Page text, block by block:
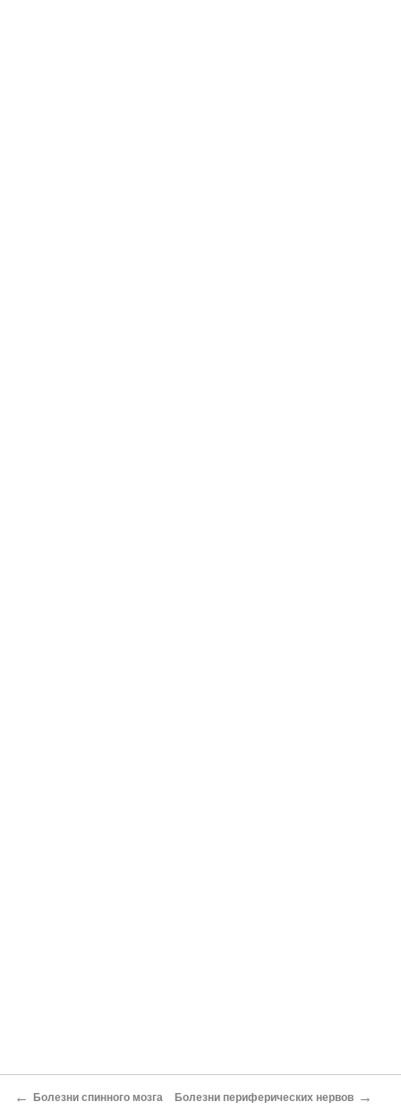
← Болезни спинного мозга Болезни периферических нервов →